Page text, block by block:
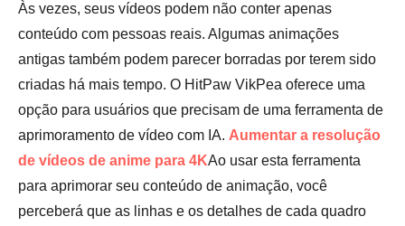
Às vezes, seus vídeos podem não conter apenas
conteúdo com pessoas reais. Algumas animações
antigas também podem parecer borradas por terem sido
criadas há mais tempo. O HitPaw VikPea oferece uma
opção para usuários que precisam de uma ferramenta de
aprimoramento de vídeo com IA. Aumentar a resolução
de vídeos de anime para 4KAo usar esta ferramenta
para aprimorar seu conteúdo de animação, você
perceberá que as linhas e os detalhes de cada quadro